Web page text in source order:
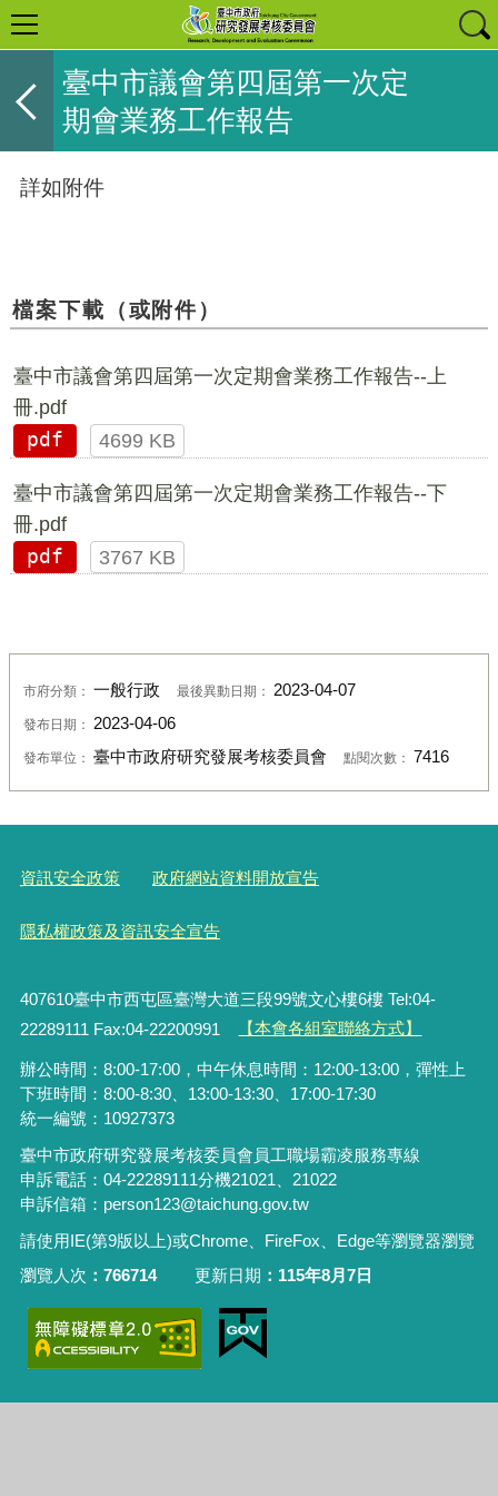
臺中市議會第四屆第一次定
期會業務工作報告
詳如附件
檔案下載（或附件）
臺中市議會第四屆第一次定期會業務工作報告--上
冊.pdf
pdf
4699 KB
臺中市議會第四屆第一次定期會業務工作報告--下
冊.pdf
pdf
3767 KB
市府分類： 一般行政 最後異動日期： 2023-04-07
發布日期： 2023-04-06
發布單位： 臺中市政府研究發展考核委員會 點閱次數： 7416
資訊安全政策 政府網站資料開放宣告
隱私權政策及資訊安全宣告
407610臺中市西屯區臺灣大道三段99號文心樓6樓 Tel:04-
22289111 Fax:04-22200991
【本會各組室聯絡方式】
辦公時間：8:00-17:00，中午休息時間：12:00-13:00，彈性上
下班時間：8:00-8:30、13:00-13:30、17:00-17:30
統一編號：10927373
臺中市政府研究發展考核委員會員工職場霸凌服務專線
申訴電話：04-22289111分機21021、21022
申訴信箱：person123@taichung.gov.tw
請使用IE(第9版以上)或Chrome、FireFox、Edge等瀏覽器瀏覽
瀏覽人次
766714 更新日期 115年8月7日